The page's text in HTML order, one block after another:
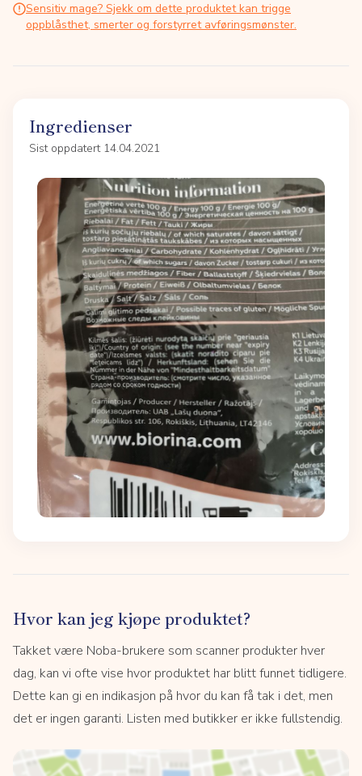
Sensitiv mage? Sjekk om dette produktet kan trigge
oppblåsthet, smerter og forstyrret avføringsmønster.
Ingredienser
Sist oppdatert 14.04.2021
Hvor kan jeg kjøpe produktet?
Takket være Noba-brukere som scanner produkter hver
dag, kan vi ofte vise hvor produktet har blitt funnet tidligere.
Dette kan gi en indikasjon på hvor du kan få tak i det, men
det er ingen garanti. Listen med butikker er ikke fullstendig.